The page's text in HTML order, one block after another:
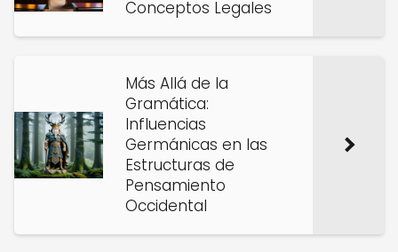
Conceptos Legales
Más Allá de la
Gramática:
Influencias
Germánicas en las
Estructuras de
Pensamiento
Occidental